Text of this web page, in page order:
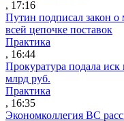
, 17:16
Путин подписал закон
всей цепочке поставок
Практика
, 16:44
Прокуратура подала
млрд руб.
Практика
, 16:35
Экономколлегия ВС